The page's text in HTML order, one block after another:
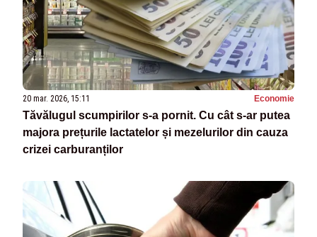
20 mar. 2026, 15:11 Economie
Tăvălugul scumpirilor s-a pornit. Cu cât s-ar putea
majora prețurile lactatelor și mezelurilor din cauza
crizei carburanților